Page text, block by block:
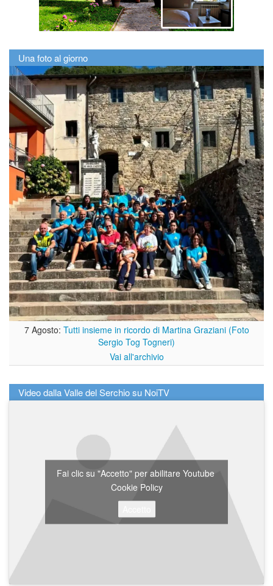
Una foto al giorno
7 Agosto: Tutti insieme in ricordo di Martina Graziani (Foto
Sergio Tog Togneri)
Vai all'archivio
Video dalla Valle del Serchio su NoiTV
Fai clic su "Accetto" per abilitare Youtube
Cookie Policy